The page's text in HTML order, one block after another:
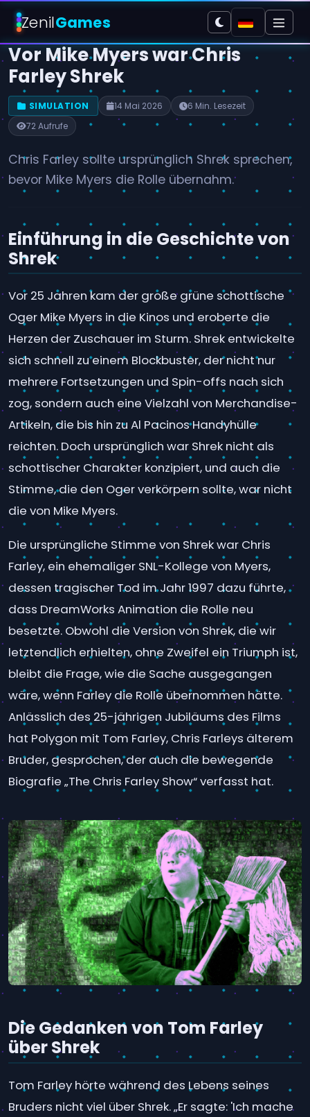
ZenilGames
Vor Mike Myers war Chris
Farley Shrek
SIMULATION 14 Mai 2026
6 Min. Lesezeit
72 Aufrufe
Chris Farley sollte ursprünglich Shrek sprechen,
bevor Mike Myers die Rolle übernahm.
Einführung in die Geschichte von
Shrek
Vor 25 Jahren kam der große grüne schottische
Oger Mike Myers in die Kinos und eroberte die
Herzen der Zuschauer im Sturm. Shrek entwickelte
sich schnell zu einem Blockbuster, der nicht nur
mehrere Fortsetzungen und Spin-offs nach sich
zog, sondern auch eine Vielzahl von Merchandise-
Artikeln, die bis hin zu Al Pacinos Handyhülle
reichten. Doch ursprünglich war Shrek nicht als
schottischer Charakter konzipiert, und auch die
Stimme, die den Oger verkörpern sollte, war nicht
die von Mike Myers.
Die ursprüngliche Stimme von Shrek war Chris
Farley, ein ehemaliger SNL-Kollege von Myers,
dessen tragischer Tod im Jahr 1997 dazu führte,
dass DreamWorks Animation die Rolle neu
besetzte. Obwohl die Version von Shrek, die wir
letztendlich erhielten, ohne Zweifel ein Triumph ist,
bleibt die Frage, wie die Sache ausgegangen
wäre, wenn Farley die Rolle übernommen hätte.
Anlässlich des 25-jährigen Jubiläums des Films
hat Polygon mit Tom Farley, Chris Farleys älterem
Bruder, gesprochen, der auch die bewegende
Biografie „The Chris Farley Show“ verfasst hat.
Die Gedanken von Tom Farley
über Shrek
Tom Farley hörte während des Lebens seines
Bruders nicht viel über Shrek. „Er sagte: 'Ich mache